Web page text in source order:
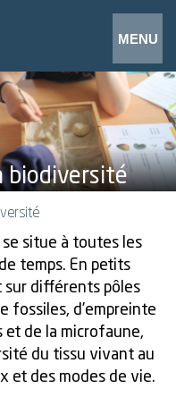
biodiversité
situe à toutes les
temps. En petits
différents pôles
fossiles, d’empreinte
et de la microfaune,
du tissu vivant au
et des modes de vie.